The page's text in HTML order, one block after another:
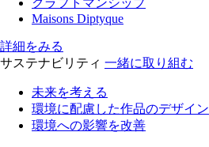
クラフトマンシップ
Maisons Diptyque
詳細をみる
サステナビリティ 一緒に取り組む
未来を考える
環境に配慮した作品のデザイン
環境への影響を改善